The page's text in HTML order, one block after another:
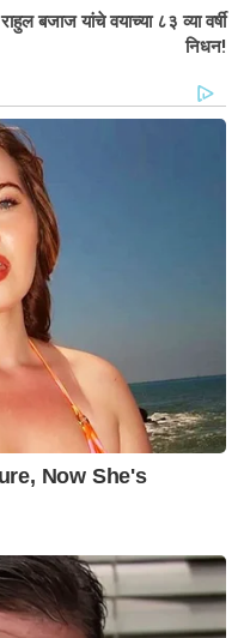
राहुल बजाज यांचे वयाच्या ८३ व्या वर्षी
निधन!